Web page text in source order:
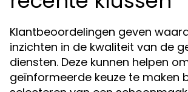
Klantbeoordelingen geven
inzichten in de kwaliteit van de
diensten. Deze kunnen helpen
geïnformeerde keuze te maken